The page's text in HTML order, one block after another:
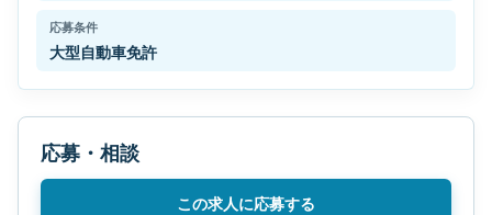
応募条件
大型自動車免許
応募・相談
この求人に応募する